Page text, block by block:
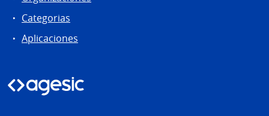
Categorias
Aplicaciones